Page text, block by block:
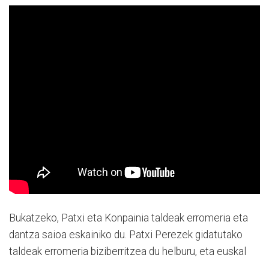
Bukatzeko, Patxi eta Konpainia taldeak erromeria eta
dantza saioa eskainiko du. Patxi Perezek gidatutako
taldeak erromeria biziberritzea du helburu, eta euskal